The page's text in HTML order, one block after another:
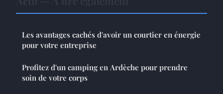
Les avantages cachés d'avoir un courtier en énergie
pour votre entreprise
Profitez d'un camping en Ardèche pour prendre
soin de votre corps